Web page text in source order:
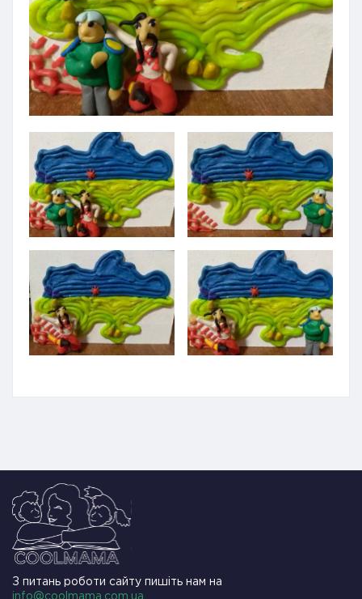
З питань роботи сайту пишіть нам на
info@coolmama.com.ua